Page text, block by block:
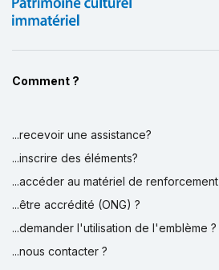
Comment ?
...recevoir une assistance?
...inscrire des éléments?
...accéder au matériel de
...être accrédité (ONG) ?
...demander l'utilisation de l'emblème ?
...nous contacter ?